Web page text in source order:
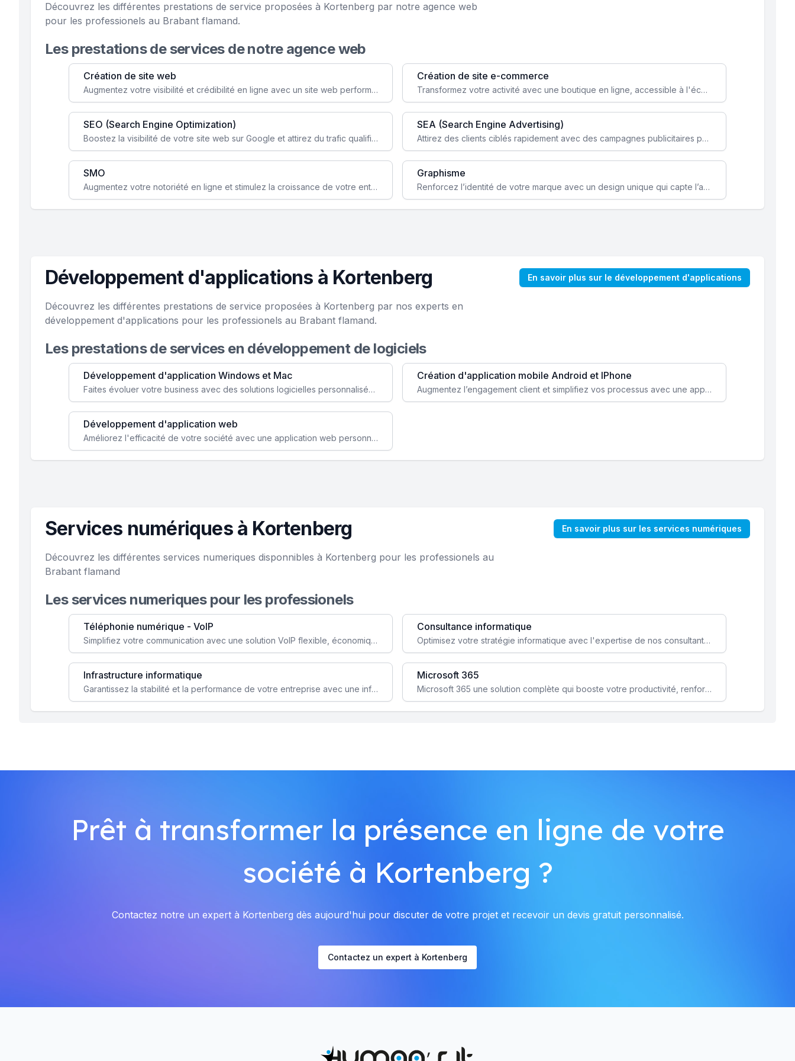
Découvrez les différentes prestations de service proposées à Kortenberg par notre agence web
pour les professionels au Brabant flamand.
Les prestations de services de notre agence web
Création de site web
Augmentez votre visibilité et crédibilité en ligne avec un site web performant, conçu pour attirer plus de clients.
Création de site e-commerce
Transformez votre activité avec une boutique en ligne, accessible à l'échelle mondiale 24/7.
SEO (Search Engine Optimization)
Boostez la visibilité de votre site web sur Google et attirez du trafic qualifié grâce à nos stratégies SEO.
SEA (Search Engine Advertising)
Attirez des clients ciblés rapidement avec des campagnes publicitaires payantes optimisées pour vos objectifs.
SMO
Augmentez votre notoriété en ligne et stimulez la croissance de votre entreprise grâce à une stratégie sociale sur mesure.
Graphisme
Renforcez l’identité de votre marque avec un design unique qui capte l’attention et engage vos clients.
Développement d'applications à Kortenberg En savoir plus sur le développement d'applications
Découvrez les différentes prestations de service proposées à Kortenberg par nos experts en
développement d'applications pour les professionels au Brabant flamand.
Les prestations de services en développement de logiciels
Développement d'application Windows et Mac
Faites évoluer votre business avec des solutions logicielles personnalisées, parfaitement adaptées à vos besoins spécifiques.
Création d'application mobile Android et IPhone
Augmentez l’engagement client et simplifiez vos processus avec une application mobile sur mesure, disponible sur iOS et Android.
Développement d'application web
Améliorez l'efficacité de votre société avec une application web personnalisée accessible partout et tout le temps.
Services numériques à Kortenberg En savoir plus sur les services numériques
Découvrez les différentes services numeriques disponnibles à Kortenberg pour les professionels au
Brabant flamand
Les services numeriques pour les professionels
Téléphonie numérique - VoIP
Simplifiez votre communication avec une solution VoIP flexible, économique et adaptée à vos besoins professionnels.
Consultance informatique
Optimisez votre stratégie informatique avec l'expertise de nos consultants pour améliorer votre efficacité et sécurité.
Infrastructure informatique
Garantissez la stabilité et la performance de votre entreprise avec une infrastructure IT sécurisée et évolutive.
Microsoft 365
Microsoft 365 une solution complète qui booste votre productivité, renforce la sécurité de vos données et facilite la collaboration.
Prêt à transformer la présence en ligne de votre
société à Kortenberg ?
Contactez notre un expert à Kortenberg dès aujourd'hui pour discuter de votre projet et recevoir un devis gratuit personnalisé.
Contactez un expert à Kortenberg